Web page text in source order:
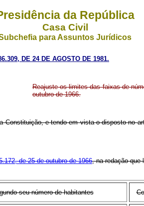
da República
Casa Civil
para Assuntos Jurídicos
DE 24 DE AGOSTO DE 1981.
Reajuste os limites das faixas de
outubro de 1966.
e tendo em vista o disposto no
de 25 de outubro de 1966, na redação que
seu número de habitantes